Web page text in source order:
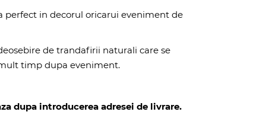
perfect in decorul oricarui eveniment de
de trandafirii naturali care se
timp dupa eveniment.
dupa introducerea adresei de livrare.